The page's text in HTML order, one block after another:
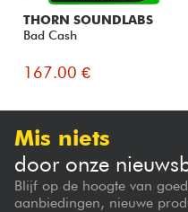
THORN SOUNDLABS
Bad Cash
167.00 €
Mis niets
door onze
Blijf op de hoogte van
aanbiedingen, nieuwe